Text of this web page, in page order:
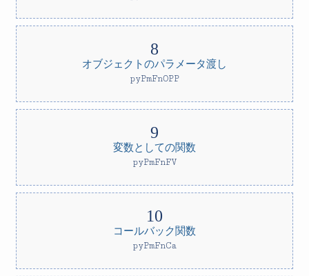
オブジェクトのパラメータ渡し
pyPmFnOPP
変数としての関数
pyPmFnFV
コールバック関数
pyPmFnCa